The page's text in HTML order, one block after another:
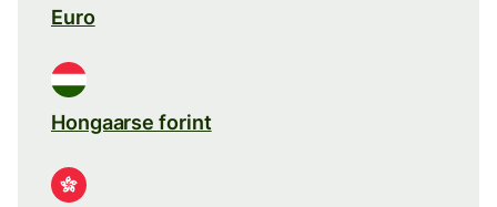
Euro
Hongaarse forint